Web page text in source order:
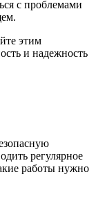
с проблемами
этим
и надежность
регулярное
работы нужно